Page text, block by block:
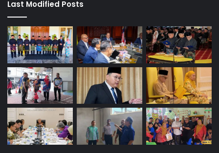
e
n
k
e
w
a
r
g
a
n
e
g
a
r
Last Modified Posts